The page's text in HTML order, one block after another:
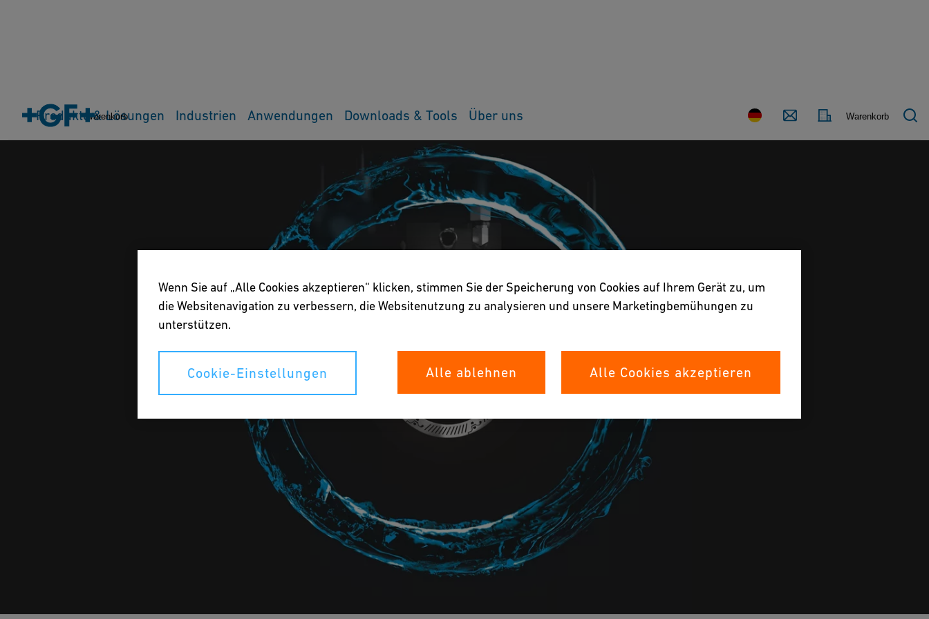
Warenkorb Land Kontakt Warenkorb
Produkte & Lösungen Industrien Anwendungen Downloads & Tools Über uns
Wenn Sie auf „Alle Cookies akzeptieren“ klicken, stimmen Sie der Speicherung von Cookies auf Ihrem Gerät zu, um
die Websitenavigation zu verbessern, die Websitenutzung zu analysieren und unsere Marketingbemühungen zu
unterstützen.
Cookie-Einstellungen Alle ablehnen Alle Cookies akzeptieren